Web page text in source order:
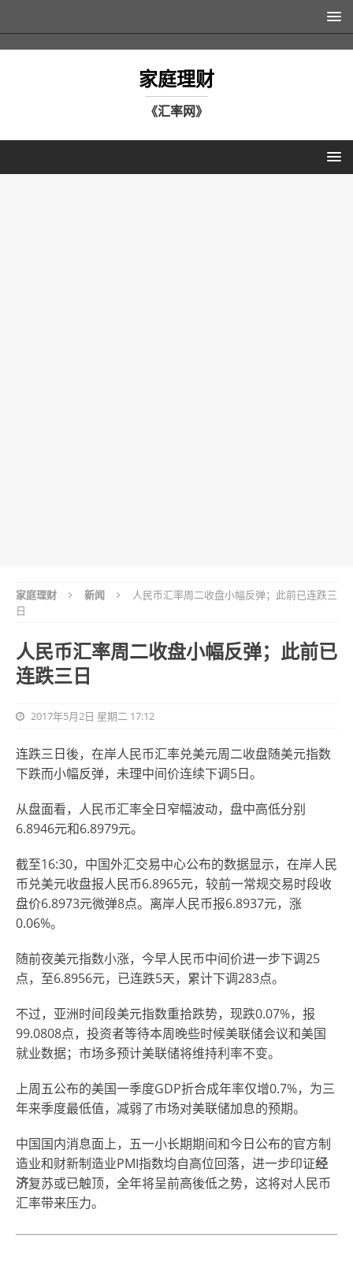
家庭理财
《汇率网》
家庭理财 新闻
人民币汇率周二收盘小幅反弹；此前已连跌三
日
人民币汇率周二收盘小幅反弹；此前已
连跌三日
2017年5月2日 星期二 17:12
连跌三日後，在岸人民币汇率兑美元周二收盘随美元指数
下跌而小幅反弹，未理中间价连续下调5日。
从盘面看，人民币汇率全日窄幅波动，盘中高低分别
6.8946元和6.8979元。
截至16:30，中国外汇交易中心公布的数据显示，在岸人民
币兑美元收盘报人民币6.8965元，较前一常规交易时段收
盘价6.8973元微弹8点。离岸人民币报6.8937元，涨
0.06%。
随前夜美元指数小涨，今早人民币中间价进一步下调25
点，至6.8956元，已连跌5天，累计下调283点。
不过，亚洲时间段美元指数重拾跌势，现跌0.07%，报
99.0808点，投资者等待本周晚些时候美联储会议和美国
就业数据；市场多预计美联储将维持利率不变。
上周五公布的美国一季度GDP折合成年率仅增0.7%，为三
年来季度最低值，减弱了市场对美联储加息的预期。
中国国内消息面上，五一小长期期间和今日公布的官方制
造业和财新制造业PMI指数均自高位回落，进一步印证经
济复苏或已触顶，全年将呈前高後低之势，这将对人民币
汇率带来压力。